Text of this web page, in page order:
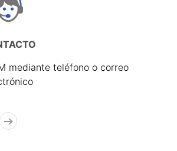
mediante teléfono o correo